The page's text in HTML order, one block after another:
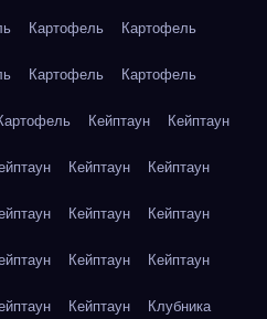
Картофель Картофель
Картофель Картофель
Кейптаун Кейптаун
Кейптаун Кейптаун
Кейптаун Кейптаун
Кейптаун Кейптаун
Кейптаун Клубника